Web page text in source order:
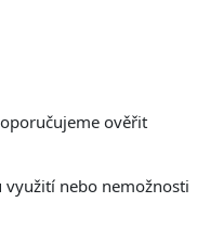
ověřit
nebo nemožnosti